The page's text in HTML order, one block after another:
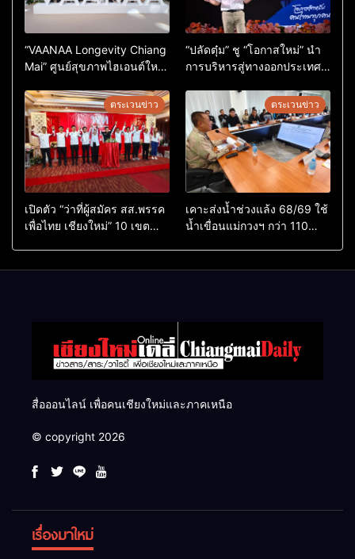
“VAANAA Longevity Chiang
Mai” ศูนย์สุขภาพไฮเอนต์ใหญ่
“ปลัดตุ๋ม” ชู “โอกาสใหม่” นำ
การบริหารสู่ทางออกประเทศ
ตระเวนข่าว
เปิดตัว “ว่าที่ผู้สมัคร สส.พรรค
เพื่อไทย เชียงใหม่” 10 เขต
ตระเวนข่าว
เคาะส่งน้ำช่วงแล้ง 68/69 ใช้
น้ำเขื่อนแม่กวงฯ กว่า 110
สื่อออนไลน์ เพื่อคนเชียงใหม่และภาคเหนือ
© copyright 2026
เรื่องมาใหม่